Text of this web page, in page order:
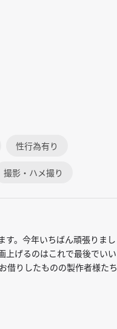
性行為有り
撮影・ハメ撮り
す。今年いちばん頑張りまし
上げるのはこれで最後でいい
りしたものの製作者様たち